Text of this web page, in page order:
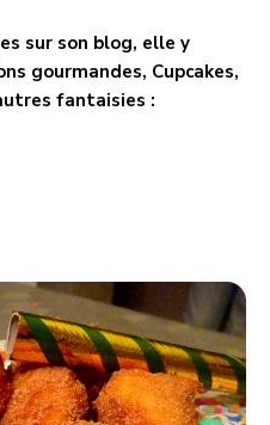
sur son blog, elle y
gourmandes, Cupcakes,
fantaisies :